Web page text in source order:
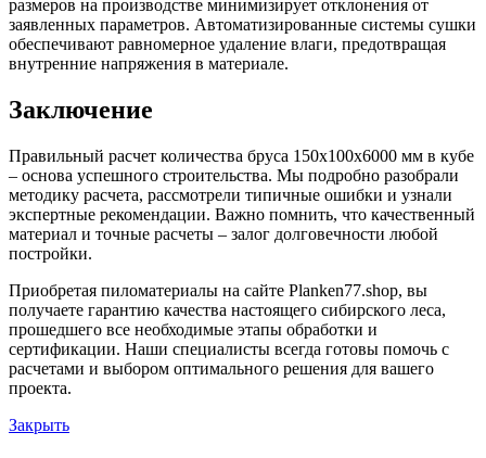
размеров на производстве минимизирует отклонения от
заявленных параметров. Автоматизированные системы сушки
обеспечивают равномерное удаление влаги, предотвращая
внутренние напряжения в материале.
Заключение
Правильный расчет количества бруса 150х100х6000 мм в кубе
– основа успешного строительства. Мы подробно разобрали
методику расчета, рассмотрели типичные ошибки и узнали
экспертные рекомендации. Важно помнить, что качественный
материал и точные расчеты – залог долговечности любой
постройки.
Приобретая пиломатериалы на сайте Planken77.shop, вы
получаете гарантию качества настоящего сибирского леса,
прошедшего все необходимые этапы обработки и
сертификации. Наши специалисты всегда готовы помочь с
расчетами и выбором оптимального решения для вашего
проекта.
Закрыть